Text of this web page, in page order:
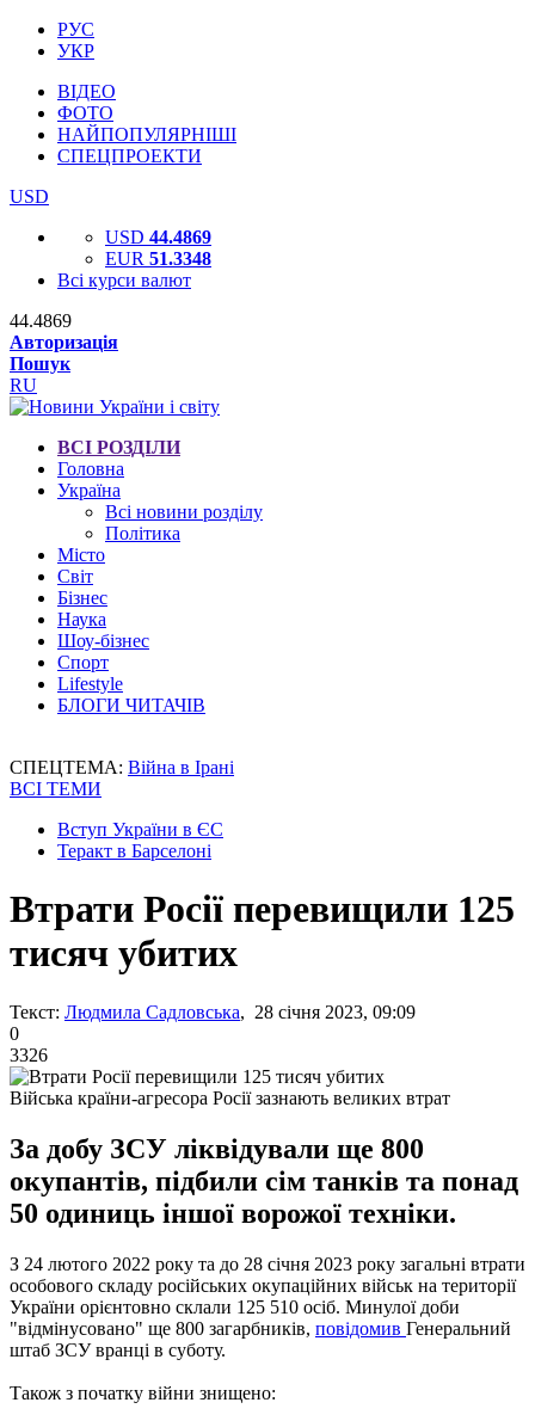
РУС
УКР
ВІДЕО
ФОТО
НАЙПОПУЛЯРНІШІ
СПЕЦПРОЕКТИ
USD
USD 44.4869
EUR 51.3348
Всі курси валют
44.4869
Авторизація
Пошук
RU
ВСІ РОЗДІЛИ
Головна
Україна
Всі новини розділу
Політика
Місто
Світ
Бізнес
Наука
Шоу-бізнес
Спорт
Lifestyle
БЛОГИ ЧИТАЧІВ
СПЕЦТЕМА: Війна в Ірані
ВСІ ТЕМИ
Вступ України в ЄС
Теракт в Барселоні
Втрати Росії перевищили 125
тисяч убитих
Текст: Людмила Садловська, 28 січня 2023, 09:09
0
3326
Війська країни-агресора Росії зазнають великих втрат
За добу ЗСУ ліквідували ще 800
окупантів, підбили сім танків та понад
50 одиниць іншої ворожої техніки.
З 24 лютого 2022 року та до 28 січня 2023 року загальні втрати
особового складу російських окупаційних військ на території
України орієнтовно склали 125 510 осіб. Минулої доби
"відмінусовано" ще 800 загарбників, повідомив Генеральний
штаб ЗСУ вранці в суботу.
Також з початку війни знищено: